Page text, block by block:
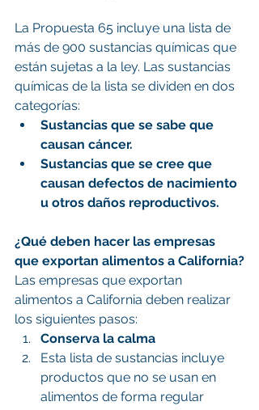
La Propuesta 65 incluye una lista de
más de 900 sustancias químicas que
están sujetas a la ley. Las sustancias
químicas de la lista se dividen en dos
categorías:
Sustancias que se sabe que
causan cáncer.
Sustancias que se cree que
causan defectos de nacimiento
u otros daños reproductivos.
¿Qué deben hacer las empresas
que exportan alimentos a California?
Las empresas que exportan
alimentos a California deben realizar
los siguientes pasos:
Conserva la calma
Esta lista de sustancias incluye
productos que no se usan en
alimentos de forma regular